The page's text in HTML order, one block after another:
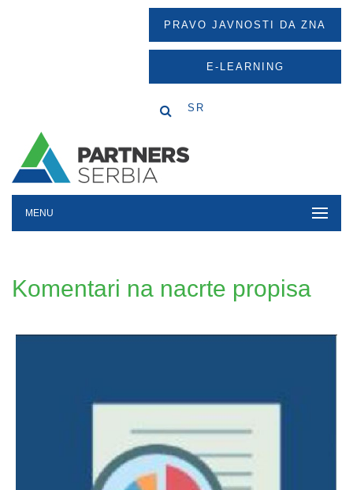
PRAVO JAVNOSTI DA ZNA
E-LEARNING
SR
MENU
Komentari na nacrte propisa